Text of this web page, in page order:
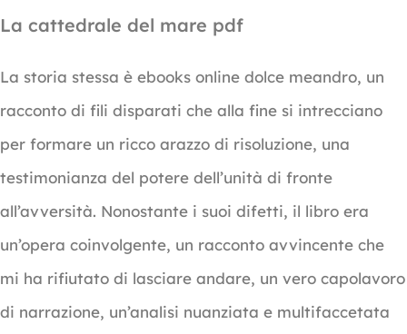
La cattedrale del mare pdf
La storia stessa è ebooks online dolce meandro, un
racconto di fili disparati che alla fine si intrecciano
per formare un ricco arazzo di risoluzione, una
testimonianza del potere dell’unità di fronte
all’avversità. Nonostante i suoi difetti, il libro era
un’opera coinvolgente, un racconto avvincente che
mi ha rifiutato di lasciare andare, un vero capolavoro
di narrazione, un’analisi nuanziata e multifaccetata